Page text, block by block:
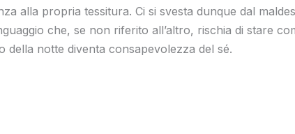
alla propria tessitura. Ci si svesta dunque dal
che, se non riferito all’altro, rischia di stare
della notte diventa consapevolezza del sé.